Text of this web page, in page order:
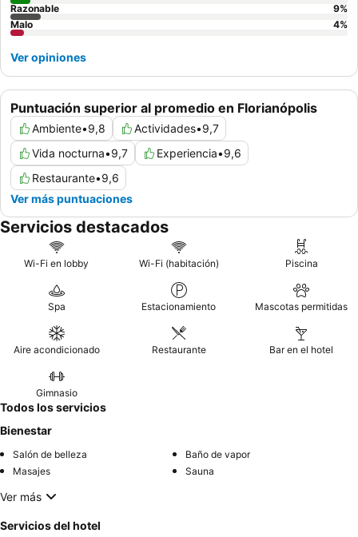
Puntuación superior al promedio en Florianópolis
Ambiente•9,8 Actividades•9,7
Vida nocturna•9,7 Experiencia•9,6
Restaurante•9,6
Ver más puntuaciones
Razonable
9%
Malo
4%
Ver opiniones
Servicios destacados
Wi-Fi en lobby Wi-Fi (habitación) Piscina
Spa Estacionamiento Mascotas permitidas
Aire acondicionado Restaurante Bar en el hotel
Gimnasio
Todos los servicios
Bienestar
Salón de belleza
Baño de vapor
Masajes
Sauna
Ver más
Servicios del hotel